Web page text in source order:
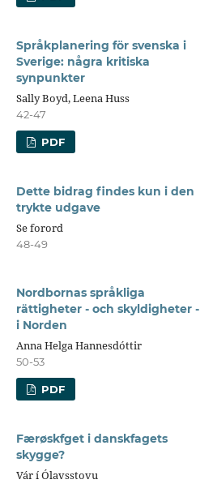
Språkplanering för svenska i
Sverige: några kritiska
synpunkter
Sally Boyd, Leena Huss
42-47
PDF
Dette bidrag findes kun i den
trykte udgave
Se forord
48-49
Nordbornas språkliga
rättigheter - och skyldigheter -
i Norden
Anna Helga Hannesdóttir
50-53
PDF
Færøskfget i danskfagets
skygge?
Vár í Ólavsstovu